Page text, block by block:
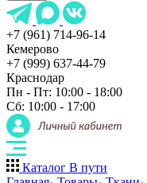
+7 (961) 714-96-14
Кемерово
+7 (999) 637-44-79
Краснодар
Пн - Пт: 10:00 - 18:00
Сб: 10:00 - 17:00
Каталог В пути